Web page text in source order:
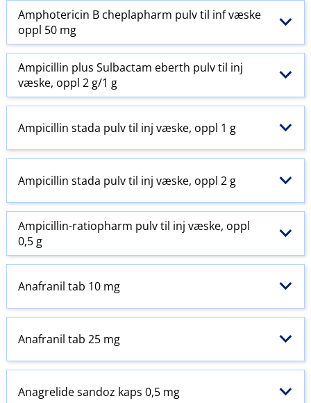
Amphotericin B cheplapharm pulv til inf væske
oppl 50 mg
Ampicillin plus Sulbactam eberth pulv til inj
væske, oppl 2 g/1 g
Ampicillin stada pulv til inj væske, oppl 1 g
Ampicillin stada pulv til inj væske, oppl 2 g
Ampicillin-ratiopharm pulv til inj væske, oppl
0,5 g
Anafranil tab 10 mg
Anafranil tab 25 mg
Anagrelide sandoz kaps 0,5 mg